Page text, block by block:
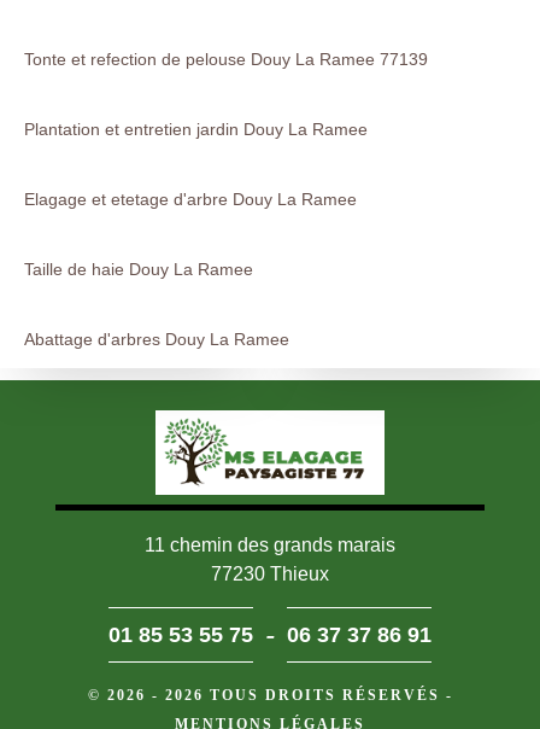
Tonte et refection de pelouse Douy La Ramee 77139
Plantation et entretien jardin Douy La Ramee
Elagage et etetage d'arbre Douy La Ramee
Taille de haie Douy La Ramee
Abattage d'arbres Douy La Ramee
11 chemin des grands marais
77230 Thieux
01 85 53 55 75 - 06 37 37 86 91
© 2026 - 2026 TOUS DROITS RÉSERVÉS -
MENTIONS LÉGALES